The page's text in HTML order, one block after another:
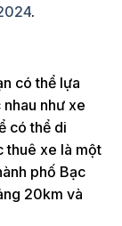
.
có thể lựa
như xe
có thể di
thuê xe là một
phố Bạc
20km và